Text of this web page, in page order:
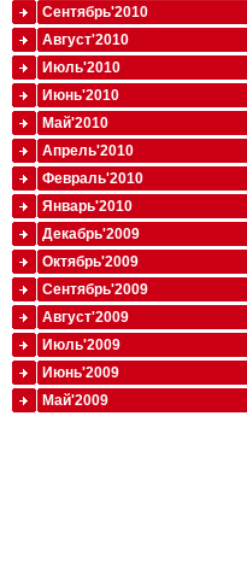
Сентябрь'2010
Август'2010
Июль'2010
Июнь'2010
Май'2010
Апрель'2010
Февраль'2010
Январь'2010
Декабрь'2009
Октябрь'2009
Сентябрь'2009
Август'2009
Июль'2009
Июнь'2009
Май'2009